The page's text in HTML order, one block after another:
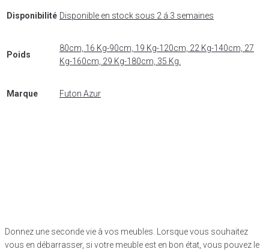
Disponibilité Disponible en stock sous 2 á 3 semaines
Poids
80cm, 16 Kg-90cm, 19 Kg-120cm, 22 Kg-140cm, 27
Kg-160cm, 29 Kg-180cm, 35 Kg.
Marque Futon Azur
Donnez une seconde vie à vos meubles. Lorsque vous souhaitez
vous en débarrasser, si votre meuble est en bon état, vous pouvez le